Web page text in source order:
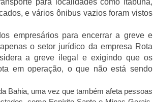
para localidades como Itabuna,
e vários ônibus vazios foram vistos
empresários para encerrar a greve e
o setor jurídico da empresa Rota
a greve ilegal e exigindo que os
em operação, o que não está sendo
Bahia, uma vez que também afeta pessoas